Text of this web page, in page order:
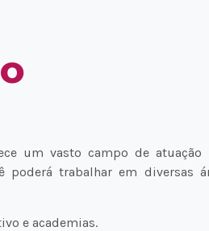
um vasto campo de atuação
poderá trabalhar em diversas
e academias.